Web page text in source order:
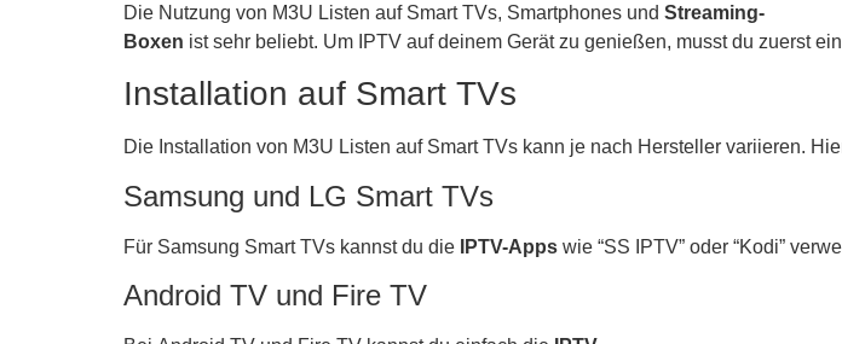
Die Nutzung von M3U Listen auf Smart TVs, Smartphones und Streaming-
Boxen ist sehr beliebt. Um IPTV auf deinem Gerät zu genießen, musst du zuerst
Installation auf Smart TVs
Die Installation von M3U Listen auf Smart TVs kann je nach Hersteller variieren.
Samsung und LG Smart TVs
Für Samsung Smart TVs kannst du die IPTV-Apps wie “SS IPTV” oder “Kodi”
Android TV und Fire TV